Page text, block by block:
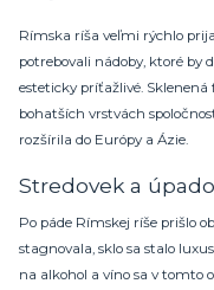
Rímska ríša veľmi rýchlo
potrebovali nádoby, ktoré by
esteticky príťažlivé.
bohatších vrstvách
rozšírila do Európy a Ázie.
Stredovek a
Po páde Rímskej ríše prišlo
stagnovala, sklo sa stalo
na alkohol a víno sa v tomto